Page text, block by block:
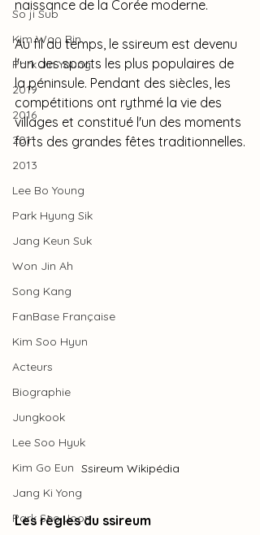
So ji Sub
Kim Woo Bin
Park Jin Young
2019
2016
2011
2013
Lee Bo Young
Park Hyung Sik
Jang Keun Suk
Won Jin Ah
Song Kang
FanBase Française
Kim Soo Hyun
Acteurs
Biographie
Jungkook
Lee Soo Hyuk
Kim Go Eun
Jang Ki Yong
Park Seo Joon
naissance de la Corée moderne.
Au fil du temps, le ssireum est devenu
l'un des sports les plus populaires de
la péninsule. Pendant des siècles, les
compétitions ont rythmé la vie des
villages et constitué l'un des moments
forts des grandes fêtes traditionnelles.
Ssireum Wikipédia
Les règles du ssireum